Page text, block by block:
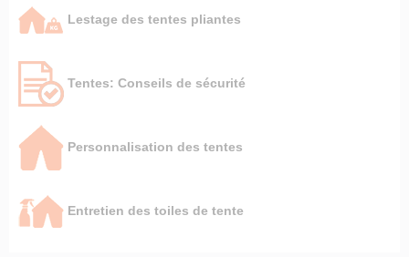
Lestage des tentes pliantes
Tentes: Conseils de sécurité
Personnalisation des tentes
Entretien des toiles de tente